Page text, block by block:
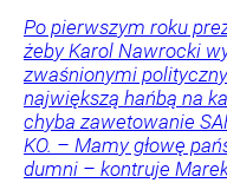
Po pierwszym roku
żeby Karol Nawrocki
zwaśnionymi
największą hańbą na
chyba zawetowanie
KO. – Mamy głowę
dumni – kontruje